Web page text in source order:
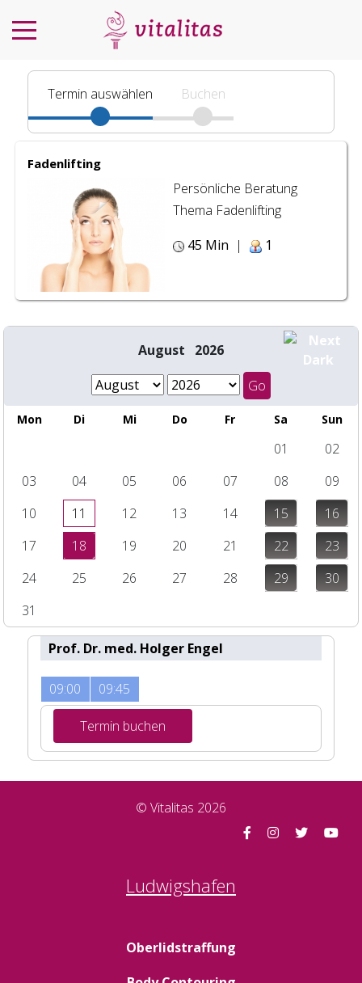
Termin auswählen Buchen
Fadenlifting
Persönliche Beratung
Thema Fadenlifting
45 Min | 1
August 2026
Mon Di Mi Do Fr Sa Sun
01
02
03
04 05 06 07 08
09
10
11 12 13 14 15
16
17
18 19 20 21 22
23
24
25 26 27 28 29
30
31
Prof. Dr. med. Holger Engel
09:00 09:45
© Vitalitas 2026
Ludwigshafen
Oberlidstraffung